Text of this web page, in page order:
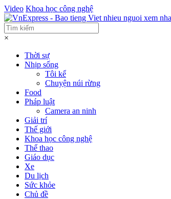
Video Khoa học công nghệ
×
Thời sự
Nhịp sống
Tôi kể
Chuyện núi rừng
Food
Pháp luật
Camera an ninh
Giải trí
Thế giới
Khoa học công nghệ
Thể thao
Giáo dục
Xe
Du lịch
Sức khỏe
Chủ đề